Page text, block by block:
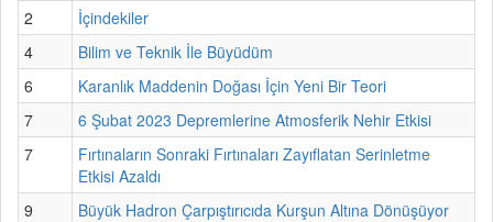
2
İçindekiler
4
Bilim ve Teknik İle Büyüdüm
6
Karanlık Maddenin Doğası İçin Yeni Bir Teori
7
6 Şubat 2023 Depremlerine Atmosferik Nehir Etkisi
7
Fırtınaların Sonraki Fırtınaları Zayıflatan Serinletme
Etkisi Azaldı
9
Büyük Hadron Çarpıştırıcıda Kurşun Altına Dönüşüyor